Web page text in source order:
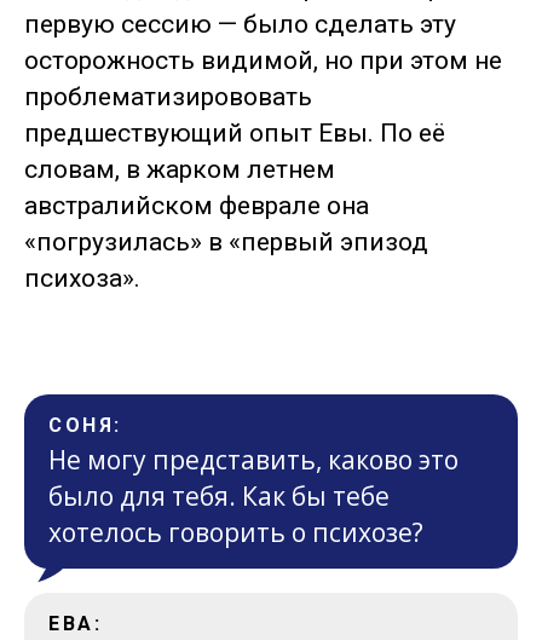
первую сессию — было сделать эту
осторожность видимой, но при этом не
проблематизирововать
предшествующий опыт Евы. По её
словам, в жарком летнем
австралийском феврале она
«погрузилась» в «первый эпизод
психоза».
СОНЯ:
Не могу представить, каково это
было для тебя. Как бы тебе
хотелось говорить о психозе?
ЕВА: